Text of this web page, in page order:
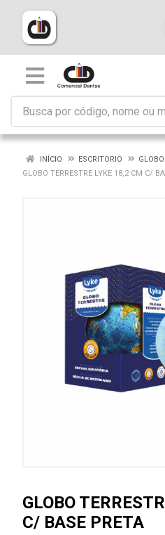
INÍCIO ESCRITORIO
GLOBO
GLOBO TERRESTRE LYKE 18,2 CM C/
GLOBO
C/ BASE PRETA